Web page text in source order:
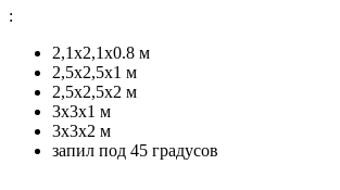
:
2,1x2,1х0.8 м
2,5x2,5х1 м
2,5х2,5х2 м
3х3х1 м
3х3х2 м
запил под 45 градусов